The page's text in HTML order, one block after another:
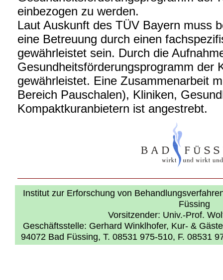
einbezogen zu werden.
Laut Auskunft des TÜV Bayern muss
eine Betreuung durch einen
gewährleistet sein. Durch die
Gesundheitsförderungsprogramm der
gewährleistet. Eine Zusammenarbeit
Bereich Pauschalen), Kliniken,
Kompaktkuranbietern ist angestrebt.
Institut zur Erforschung von
Füssing
Vorsitzender: Univ.-Prof.
Geschäftsstelle: Gerhard Winklhofer, Kur- &
94072 Bad Füssing, T. 08531 975-510, F. 08531